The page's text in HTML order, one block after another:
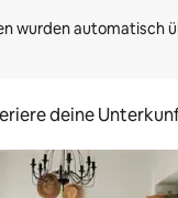
deine